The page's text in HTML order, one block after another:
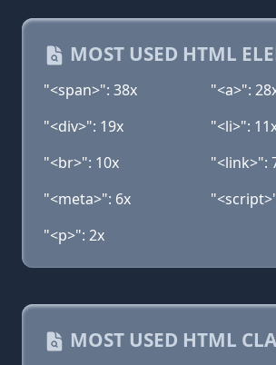
MOST USED HTML
"<span>": 38x
"<a>":
"<div>": 19x
"<li>":
"<br>": 10x
"<link>":
"<meta>": 6x
"<p>": 2x
MOST USED HTML